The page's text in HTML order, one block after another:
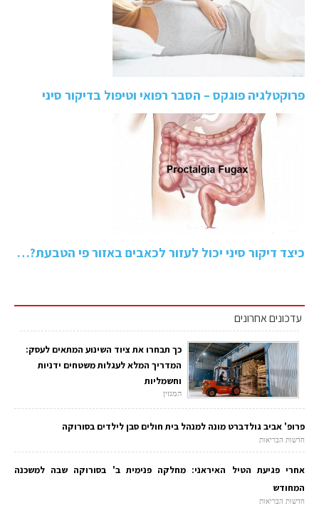
פרוקטלגיה פוגקס – הסבר רפואי וטיפול בדיקור סיני
כיצד דיקור סיני יכול לעזור לכאבים באזור פי הטבעת?…
עדכונים אחרונים
כך תבחרו את ציוד השינוע המתאים לעסק:
המדריך המלא לעגלות משטחים ידניות
וחשמליות
המגזין
פרופ' אביב גולדברט מונה למנהל בית חולים סבן לילדים בסורוקה
חדשות הבריאות
אחרי פגיעת הטיל האיראני: מחלקה פנימית ב' בסורוקה שבה למשכנה
המחודש
חדשות הבריאות